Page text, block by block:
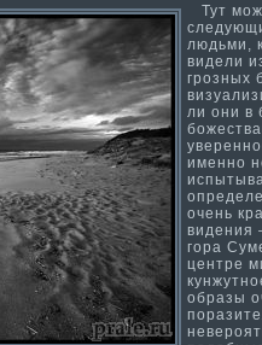
Тут
людьми,
видели
грозных
ли они в
именно
очень
видения
гора
центре
образы